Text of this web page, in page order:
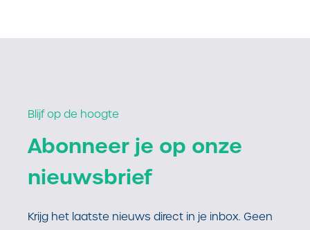
Blijf op de hoogte
Abonneer je op onze
nieuwsbrief
Krijg het laatste nieuws direct in je inbox. Geen